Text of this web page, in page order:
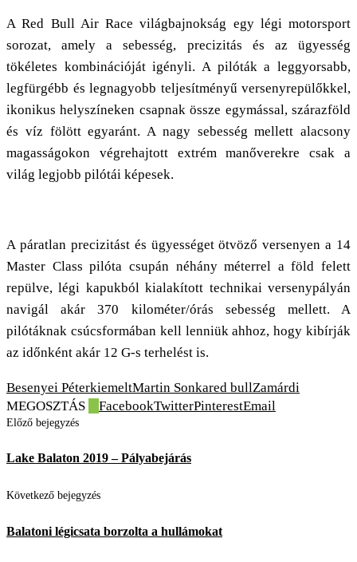
A Red Bull Air Race világbajnokság egy légi motorsport
sorozat, amely a sebesség, precizitás és az ügyesség
tökéletes kombinációját igényli. A pilóták a leggyorsabb,
legfürgébb és legnagyobb teljesítményű versenyrepülőkkel,
ikonikus helyszíneken csapnak össze egymással, szárazföld
és víz fölött egyaránt. A nagy sebesség mellett alacsony
magasságokon végrehajtott extrém manőverekre csak a
világ legjobb pilótái képesek.
A páratlan precizitást és ügyességet ötvöző versenyen a 14
Master Class pilóta csupán néhány méterrel a föld felett
repülve, légi kapukból kialakított technikai versenypályán
navigál akár 370 kilométer/órás sebesség mellett. A
pilótáknak csúcsformában kell lenniük ahhoz, hogy kibírják
az időnként akár 12 G-s terhelést is.
Besenyei PéterkiemeltMartin Sonkared bullZamárdi
MEGOSZTÁS
FacebookTwitterPinterestEmail
Előző bejegyzés
Lake Balaton 2019 – Pályabejárás
Következő bejegyzés
Balatoni légicsata borzolta a hullámokat